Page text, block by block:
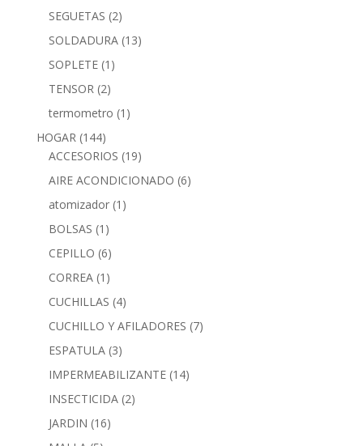
SEGUETAS (2)
SOLDADURA (13)
SOPLETE (1)
TENSOR (2)
termometro (1)
HOGAR (144)
ACCESORIOS (19)
AIRE ACONDICIONADO (6)
atomizador (1)
BOLSAS (1)
CEPILLO (6)
CORREA (1)
CUCHILLAS (4)
CUCHILLO Y AFILADORES (7)
ESPATULA (3)
IMPERMEABILIZANTE (14)
INSECTICIDA (2)
JARDIN (16)